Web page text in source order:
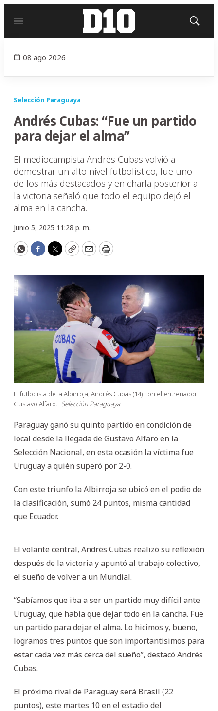
Menú
Mostrar
08 ago 2026
Selección Paraguaya
Andrés Cubas: “Fue un partido
para dejar el alma”
El mediocampista Andrés Cubas volvió a
demostrar un alto nivel futbolístico, fue uno
de los más destacados y en charla posterior a
la victoria señaló que todo el equipo dejó el
alma en la cancha.
Junio 5, 2025 11:28 p. m.
WhatsApp
Facebook
Twitter
CopyEmailPrint
El futbolista de la Albirroja, Andrés Cubas (14) con el entrenador
Gustavo Alfaro. Selección Paraguaya
Paraguay ganó su quinto partido en condición de
local desde la llegada de Gustavo Alfaro en la
Selección Nacional, en esta ocasión la víctima fue
Uruguay a quién superó por 2-0.
Con este triunfo la Albirroja se ubicó en el podio de
la clasificación, sumó 24 puntos, misma cantidad
que Ecuador.
El volante central, Andrés Cubas realizó su reflexión
después de la victoria y apuntó al trabajo colectivo,
el sueño de volver a un Mundial.
“Sabíamos que iba a ser un partido muy difícil ante
Uruguay, que había que dejar todo en la cancha. Fue
un partido para dejar el alma. Lo hicimos y, bueno,
logramos tres puntos que son importantísimos para
estar cada vez más cerca del sueño”, destacó Andrés
Cubas.
El próximo rival de Paraguay será Brasil (22
puntos), este martes 10 en el estadio del